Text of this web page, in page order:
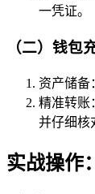
一凭证。
（二）钱包
资产储备
精准转账
并仔细核
实战操作